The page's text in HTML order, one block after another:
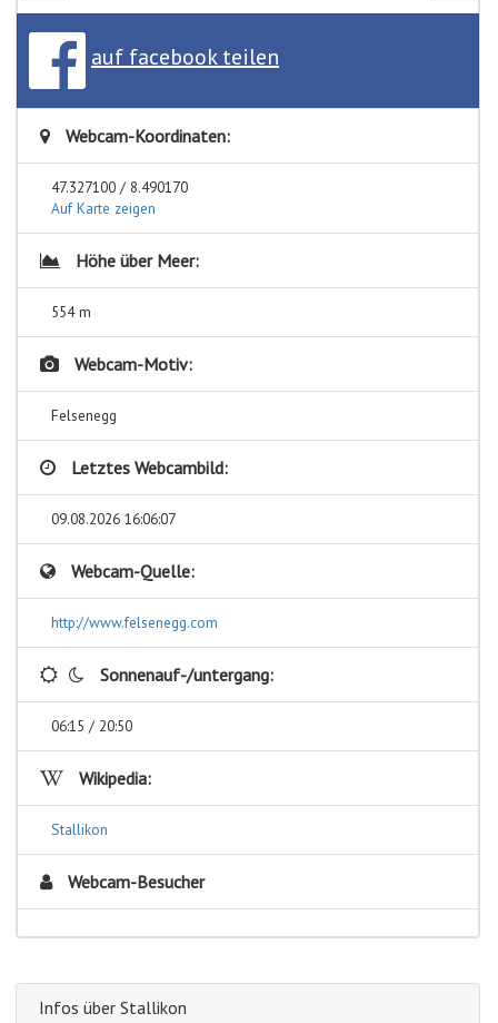
auf facebook teilen
Webcam-Koordinaten:
47.327100 / 8.490170
Auf Karte zeigen
Höhe über Meer:
554 m
Webcam-Motiv:
Felsenegg
Letztes Webcambild:
09.08.2026 16:06:07
Webcam-Quelle:
http://www.felsenegg.com
Sonnenauf-/untergang:
06:15 / 20:50
Wikipedia:
Stallikon
Webcam-Besucher
Infos über Stallikon